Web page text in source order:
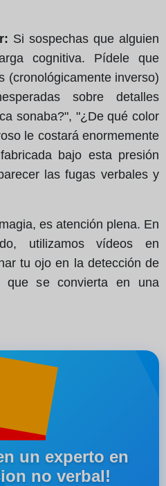
Si sospechas que alguien
cognitiva. Pídele que
(cronológicamente inverso)
sobre detalles
sonaba?", "¿De qué color
le costará enormemente
bajo esta presión
las fugas verbales y
es atención plena. En
utilizamos vídeos en
tu ojo en la detección de
que se convierta en una
un experto en
no verbal!